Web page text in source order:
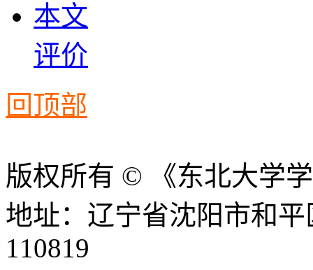
本文
评价
回顶部
版权所有 © 《东北大学
地址：辽宁省沈阳市和
110819